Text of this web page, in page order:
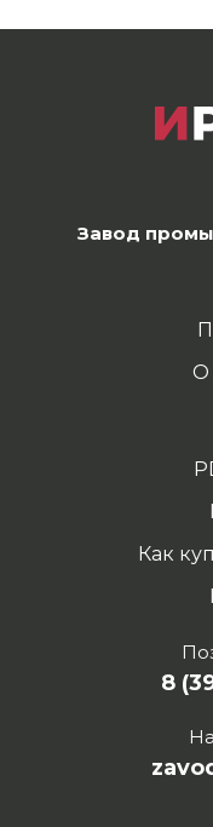
Завод
О
Как
8